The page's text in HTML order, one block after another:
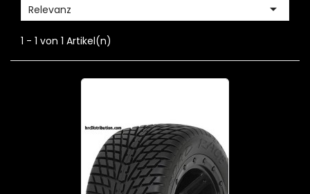
Relevanz 
1 - 1 von 1 Artikel(n)